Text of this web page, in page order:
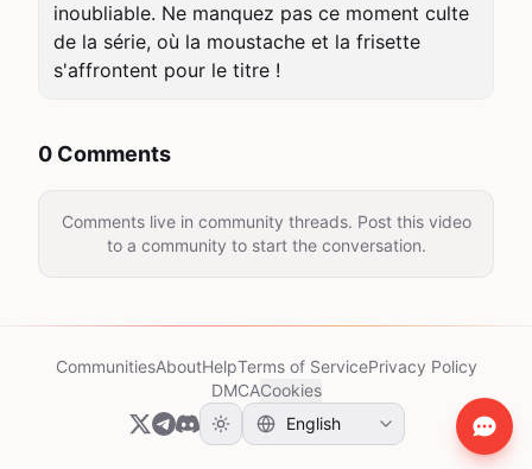
inoubliable. Ne manquez pas ce moment culte
de la série, où la moustache et la frisette
s'affrontent pour le titre !
0 Comments
Comments live in community threads. Post this video
to a community to start the conversation.
CommunitiesAboutHelpTerms of ServicePrivacy Policy
DMCACookies